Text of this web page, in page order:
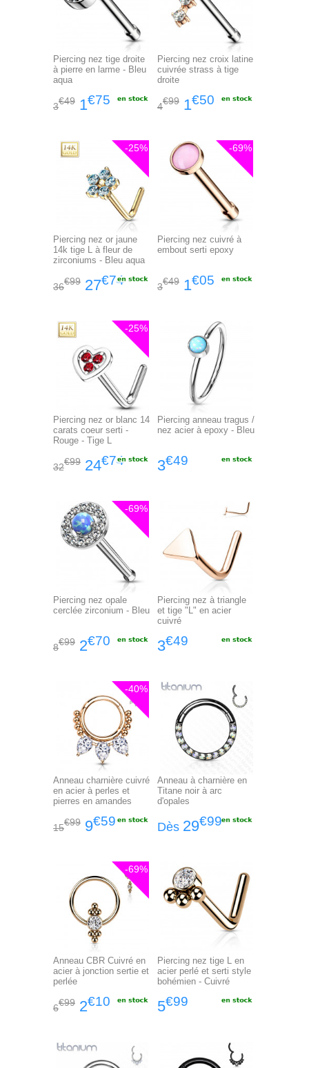
Piercing nez tige droite
à pierre en larme - Bleu
aqua
3
€49 1€75
Piercing nez croix latine
cuivrée strass à tige
droite
4
€99 1€50
Piercing nez or jaune
14k tige L à fleur de
zirconiums - Bleu aqua
36
€99 27€74
-25%
Piercing nez cuivré à
embout serti epoxy
3
€49 1€05
-69%
Piercing nez or blanc 14
carats coeur serti -
Rouge - Tige L
32
€99 24€74
-25%
Piercing anneau tragus /
nez acier à epoxy - Bleu
3€49
Piercing nez opale
cerclée zirconium - Bleu
8
€99 2€70
-69%
Piercing nez à triangle
et tige "L" en acier
cuivré
3€49
Anneau charnière cuivré
en acier à perles et
pierres en amandes
15
€99 9€59
-40%
Anneau à charnière en
Titane noir à arc
d'opales
Dès 29€99
Anneau CBR Cuivré en
acier à jonction sertie et
perlée
6
€99 2€10
-69%
Piercing nez tige L en
acier perlé et serti style
bohémien - Cuivré
5€99